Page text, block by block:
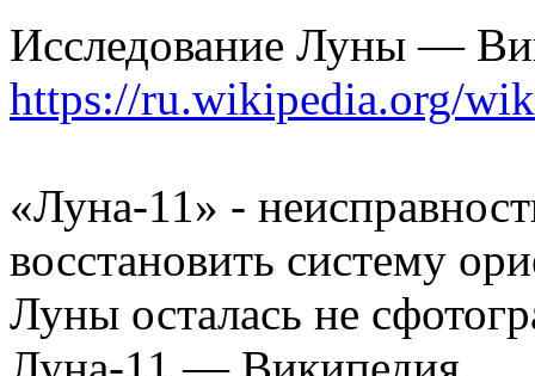
Исследование Луны —
https://ru.wikipedia.org/
«Луна-11» -
восстановить систему
Луны осталась не